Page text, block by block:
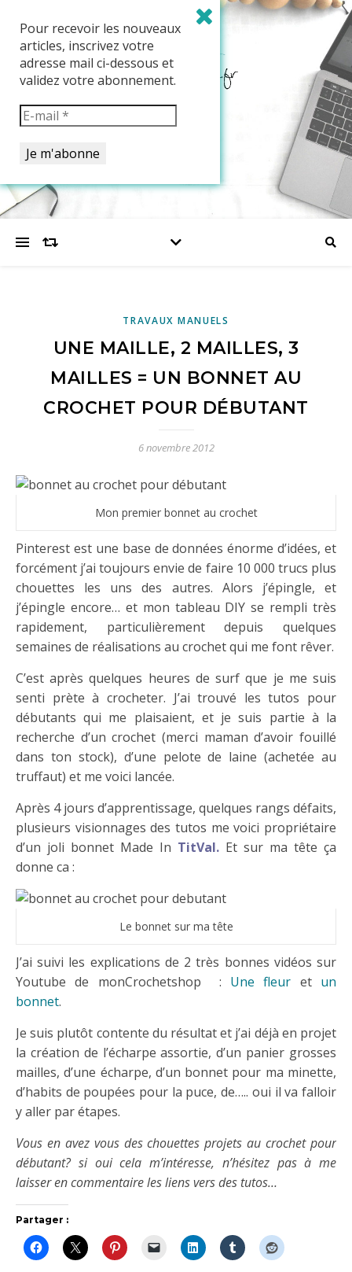
TRAVAUX MANUELS
UNE MAILLE, 2 MAILLES, 3
MAILLES = UN BONNET AU
CROCHET POUR DÉBUTANT
6 novembre 2012
Mon premier bonnet au crochet
Pinterest est une base de données énorme d’idées, et
forcément j’ai toujours envie de faire 10 000 trucs plus
chouettes les uns des autres. Alors j’épingle, et
j’épingle encore… et mon tableau DIY se rempli très
rapidement, particulièrement depuis quelques
semaines de réalisations au crochet qui me font rêver.
C’est après quelques heures de surf que je me suis
senti prète à crocheter. J’ai trouvé les tutos pour
débutants qui me plaisaient, et je suis partie à la
recherche d’un crochet (merci maman d’avoir fouillé
dans ton stock), d’une pelote de laine (achetée au
truffaut) et me voici lancée.
Après 4 jours d’apprentissage, quelques rangs défaits,
plusieurs visionnages des tutos me voici propriétaire
d’un joli bonnet Made In TitVal. Et sur ma tête ça
donne ca :
Le bonnet sur ma tête
J’ai suivi les explications de 2 très bonnes vidéos sur
Youtube de monCrochetshop : Une fleur et un
bonnet.
Je suis plutôt contente du résultat et j’ai déjà en projet
la création de l’écharpe assortie, d’un panier grosses
mailles, d’une écharpe, d’un bonnet pour ma minette,
d’habits de poupées pour la puce, de….. oui il va falloir
y aller par étapes.
Vous en avez vous des chouettes projets au crochet pour
débutant? si oui cela m’intéresse, n’hésitez pas à me
laisser en commentaire les liens vers des tutos…
Partager :
Pour recevoir les nouveaux
articles, inscrivez votre
adresse mail ci-dessous et
validez votre abonnement.